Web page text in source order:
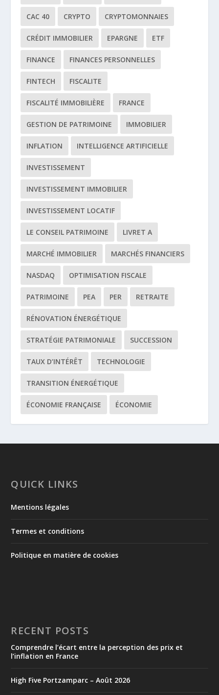
CAC 40 CRYPTO CRYPTOMONNAIES
CRÉDIT IMMOBILIER EPARGNE ETF
FINANCE FINANCES PERSONNELLES
FINTECH FISCALITE
FISCALITÉ IMMOBILIÈRE FRANCE
GESTION DE PATRIMOINE IMMOBILIER
INFLATION INTELLIGENCE ARTIFICIELLE
INVESTISSEMENT
INVESTISSEMENT IMMOBILIER
INVESTISSEMENT LOCATIF
LE CONSEIL PATRIMOINE LIVRET A
MARCHÉ IMMOBILIER MARCHÉS FINANCIERS
NASDAQ OPTIMISATION FISCALE
PATRIMOINE PEA PER RETRAITE
RÉNOVATION ÉNERGÉTIQUE
STRATÉGIE PATRIMONIALE SUCCESSION
TAUX D’INTÉRÊT TECHNOLOGIE
TRANSITION ÉNERGÉTIQUE
ÉCONOMIE FRANÇAISE ÉCONOMIE
QUICK LINKS
Mentions légales
Termes et conditions
Politique en matière de cookies
RECENT POSTS
Comprendre l’écart entre la perception des prix et
l’inflation en France
High Five Portzamparc – Août 2026